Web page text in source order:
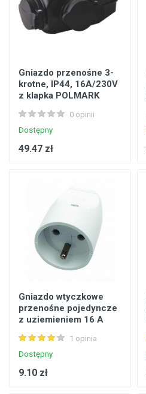
Gniazdo przenośne 3-
krotne, IP44, 16A/230V
z klapka POLMARK
0 opinii
Dostępny
49.47 zł
Gniazdo wtyczkowe
przenośne pojedyncze
z uziemieniem 16 A
1 opinia
Dostępny
9.10 zł